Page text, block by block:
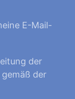
E-Mail-
der
der